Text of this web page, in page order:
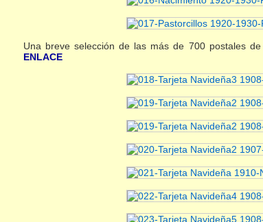
Una breve selección de las más de 700 postales
ENLACE